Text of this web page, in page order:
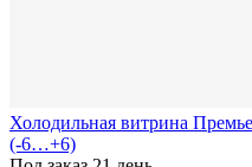
Холодильная витрина
(-6…+6)